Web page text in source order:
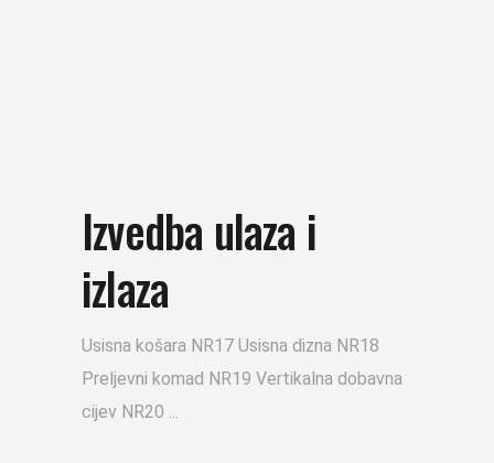
Izvedba ulaza i
izlaza
Usisna košara NR17 Usisna dizna NR18
Preljevni komad NR19 Vertikalna dobavna
cijev NR20